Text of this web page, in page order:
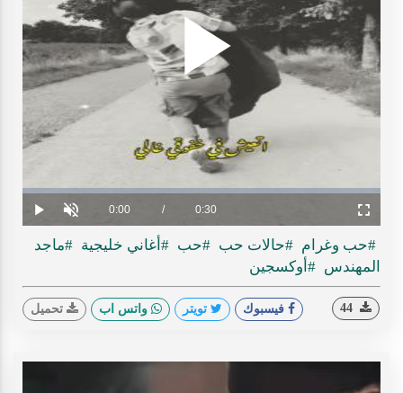
Play
Play Unmute Current
Time
0:00 / Duration
0:30
Loaded:
0%
Progress:
0%
Fullscreen
#حب وغرام #حالات حب #حب #أغاني خليجية #ماجد
المهندس #أوكسجين
فيسبوك تويتر واتس اب تحميل